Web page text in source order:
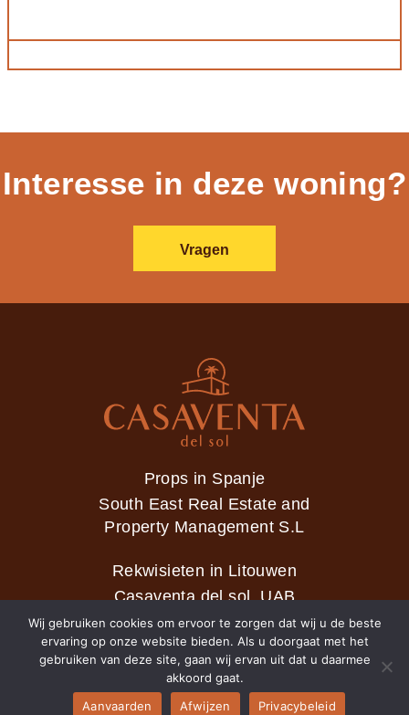
Interesse in deze woning?
Vragen
Props in Spanje
South East Real Estate and
Property Management S.L
Rekwisieten in Litouwen
Casaventa del sol, UAB
2026 © Casaventa del sol
Wij gebruiken cookies om ervoor te zorgen dat wij u de beste
ervaring op onze website bieden. Als u doorgaat met het
gebruiken van deze site, gaan wij ervan uit dat u daarmee
akkoord gaat.
Aanvaarden
Afwijzen Privacybeleid